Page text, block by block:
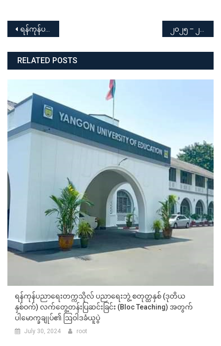
Post
navigation
ရန်ကုန်ပညာရေးတက္ကသိုလ် “မြန်မာနိုင်ငံလူကုန်ကူးမှုတိုက်ဖျက်ရေးနေ့” အကြိုအသိပညာပေးဟောပြောပွဲ အခမ်းအနား ၂၀၂၅ – ၂၀၂၆ ပညာသင်နှစ် ပညာရေးဒီပလိုမာ(စာပေးစာယူ) အမှတ်စဉ်(၁) ဒုတိယနှစ်သင်တန်း ကျောင်းဝင်ခွင့်မှတ်ပုံတင်ခြင်း နှင့် ကျောင်းလခပေးသွင်းခြင်း
RELATED POSTS
ရန်ကုန်ပညာရေးတက္ကသိုလ် ပညာရေးဘွဲ့ စတုတ္ထနှစ် (ဒုတိယ
နှစ်ဝက်) လက်တွေ့တန်းပြဆင်းခြင်း (Bloc Teaching) အတွက်
ပါမောက္ခချုပ်၏ ဩဝါဒခံယူပွဲ
July 30, 2024 root